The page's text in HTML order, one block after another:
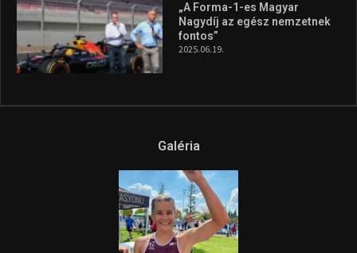
„A Forma-1-es Magyar
Nagydíj az egész nemzetnek
fontos”
2025.06.19.
Galéria